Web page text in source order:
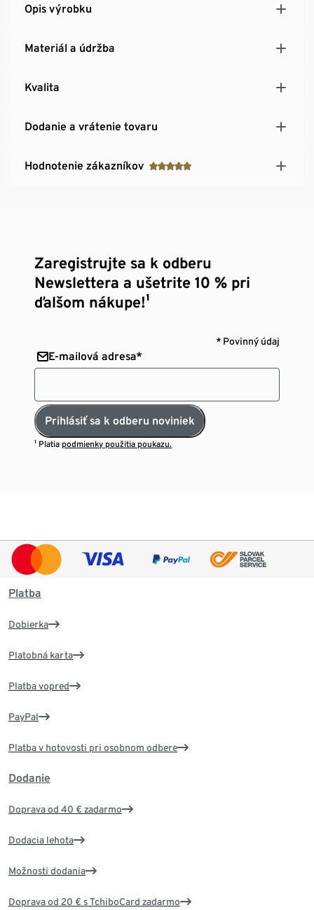
Opis výrobku
Materiál a údržba
Kvalita
Dodanie a vrátenie tovaru
Hodnotenie zákazníkov
Zaregistrujte sa k odberu
Newslettera a ušetrite 10 % pri
ďalšom nákupe!¹
* Povinný údaj
E-mailová adresa*
Prihlásiť sa k odberu noviniek
¹ Platia podmienky použitia poukazu.
Platba
Dobierka
Platobná karta
Platba vopred
PayPal
Platba v hotovosti pri osobnom odbere
Dodanie
Doprava od 40 € zadarmo
Dodacia lehota
Možnosti dodania
Doprava od 20 € s TchiboCard zadarmo